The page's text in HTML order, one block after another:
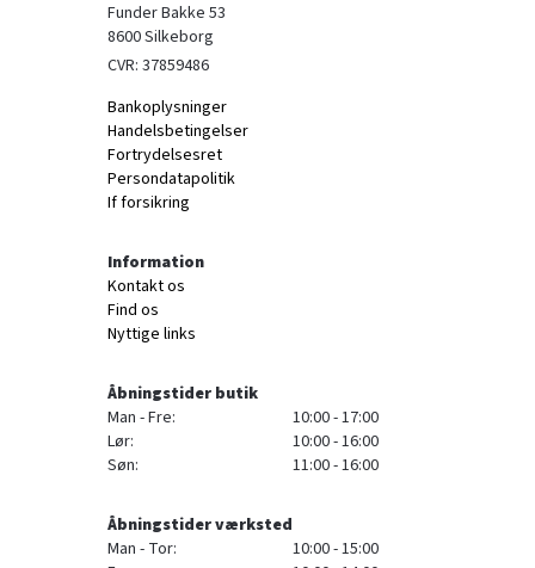
Funder Bakke 53
8600 Silkeborg
CVR: 37859486
Bankoplysninger
Handelsbetingelser
Fortrydelsesret
Persondatapolitik
If forsikring
Information
Kontakt os
Find os
Nyttige links
Åbningstider butik
Man - Fre:
10:00 - 17:00
Lør:
10:00 - 16:00
Søn:
11:00 - 16:00
Åbningstider værksted
Man - Tor:
10:00 - 15:00